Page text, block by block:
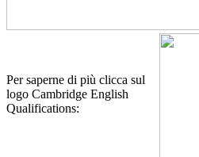
Per saperne di più clicca sul
logo Cambridge English
Qualifications: